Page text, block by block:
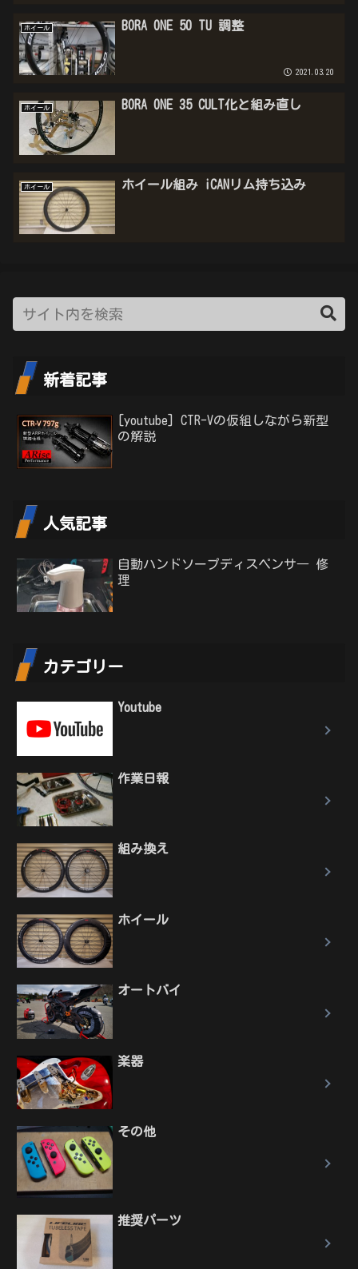
ホイール BORA ONE 50 TU 調整
2021.03.20
ホイール BORA ONE 35 CULT化と組み直し
ホイール ホイール組み iCANリム持ち込み
新着記事
[youtube] CTR-Vの仮組しながら新型
の解説
人気記事
自動ハンドソープディスペンサ― 修
理
カテゴリー
Youtube
作業日報
組み換え
ホイール
オートバイ
楽器
その他
推奨パーツ